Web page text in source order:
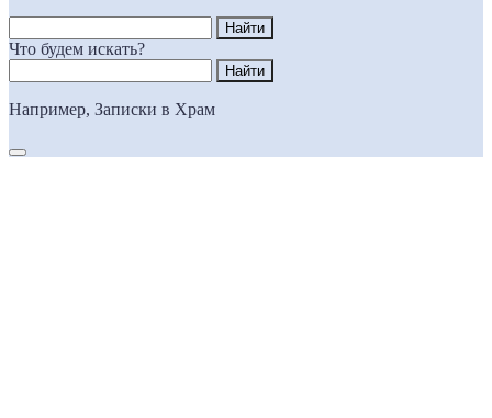
Что будем искать?
Например, Записки в Храм